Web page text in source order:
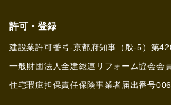
許可・登録
建設業許可番号-京都府知事（般-5）第
一般財団法人全建総連リフォーム協会会
住宅瑕疵担保責任保険事業者届出番号